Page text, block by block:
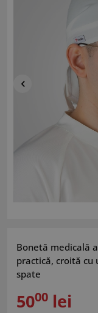
Bonetă medicală
practică, croită cu
spate
5000 lei